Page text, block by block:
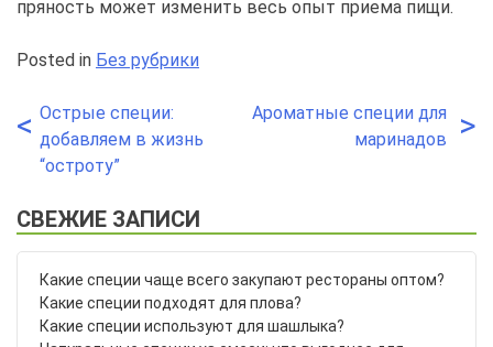
пряность может изменить весь опыт приема пищи.
Posted in Без рубрики
Навигация
по
< Острые специи:
добавляем в жизнь
“остроту”
Ароматные специи для
маринадов
>
СВЕЖИЕ ЗАПИСИ
Какие специи чаще всего закупают рестораны оптом?
Какие специи подходят для плова?
Какие специи используют для шашлыка?